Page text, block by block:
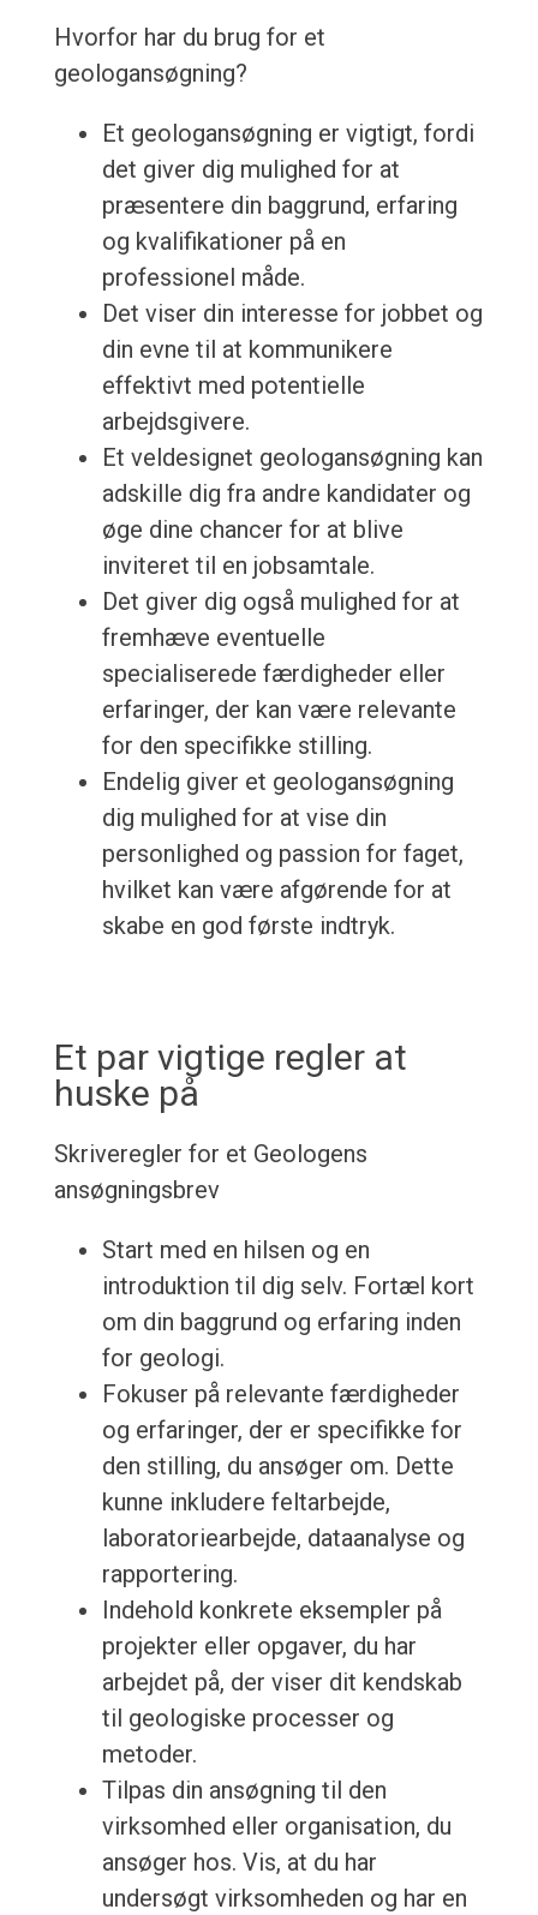
Hvorfor har du brug for et
geologansøgning?
Et geologansøgning er vigtigt, fordi
det giver dig mulighed for at
præsentere din baggrund, erfaring
og kvalifikationer på en
professionel måde.
Det viser din interesse for jobbet og
din evne til at kommunikere
effektivt med potentielle
arbejdsgivere.
Et veldesignet geologansøgning kan
adskille dig fra andre kandidater og
øge dine chancer for at blive
inviteret til en jobsamtale.
Det giver dig også mulighed for at
fremhæve eventuelle
specialiserede færdigheder eller
erfaringer, der kan være relevante
for den specifikke stilling.
Endelig giver et geologansøgning
dig mulighed for at vise din
personlighed og passion for faget,
hvilket kan være afgørende for at
skabe en god første indtryk.
Et par vigtige regler at
huske på
Skriveregler for et Geologens
ansøgningsbrev
Start med en hilsen og en
introduktion til dig selv. Fortæl kort
om din baggrund og erfaring inden
for geologi.
Fokuser på relevante færdigheder
og erfaringer, der er specifikke for
den stilling, du ansøger om. Dette
kunne inkludere feltarbejde,
laboratoriearbejde, dataanalyse og
rapportering.
Indehold konkrete eksempler på
projekter eller opgaver, du har
arbejdet på, der viser dit kendskab
til geologiske processer og
metoder.
Tilpas din ansøgning til den
virksomhed eller organisation, du
ansøger hos. Vis, at du har
undersøgt virksomheden og har en